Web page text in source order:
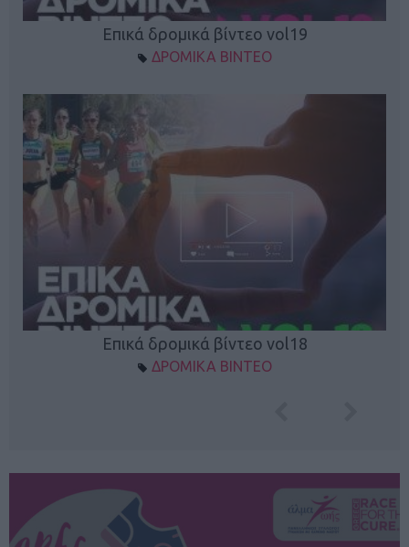
Επικά δρομικά βίντεο vol19
ΔΡΟΜΙΚΑ ΒΙΝΤΕΟ
Επικά δρομικά βίντεο vol18
ΔΡΟΜΙΚΑ ΒΙΝΤΕΟ